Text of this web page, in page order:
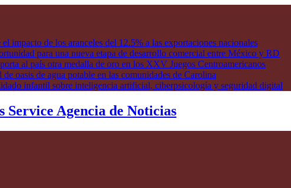
impacto de los aranceles del 12.5% a las exportaciones nacionales
para una nueva etapa de desarrollo comercial entre México y RD
al país otra medalla de oro en los XXV Juegos Centroamericanos
oasis de agua potable en las comunidades de Carolina
infantil sobre inteligencia artificial, ciberpsicología y seguridad digital
Service Agencia de Noticias